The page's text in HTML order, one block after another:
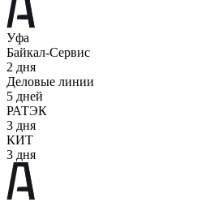
Уфа
Байкал-Сервис
2 дня
Деловые линии
5 дней
РАТЭК
3 дня
КИТ
3 дня